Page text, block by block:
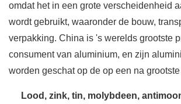
omdat het in een grote verscheidenheid
wordt gebruikt, waaronder de bouw,
verpakking. China is 's werelds grootste
consument van aluminium, en zijn
worden geschat op de op een na
Lood, zink, tin, molybdeen,